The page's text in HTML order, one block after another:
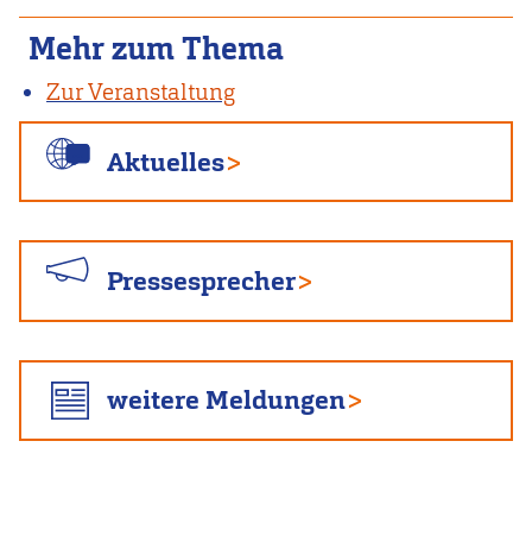
Mehr zum Thema
Zur Veranstaltung
Aktuelles
Pressesprecher
weitere Meldungen